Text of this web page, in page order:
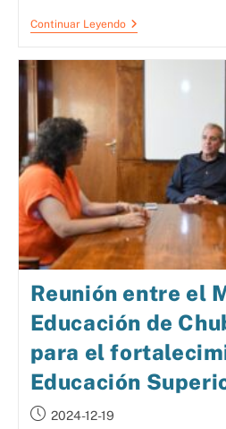
Continuar Leyendo
Reunión entre el
Educación de
para el
Educación
2024-12-19